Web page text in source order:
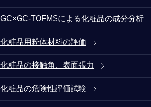
GC×GC-TOFMSによる化粧品の成分分析
化粧品用粉体材料の評価
化粧品の接触角、表面張力
化粧品の危険性評価試験